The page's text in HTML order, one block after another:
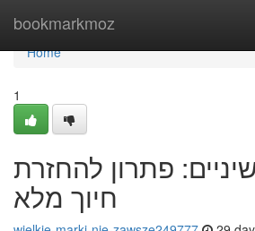
bookmarkmoz
Home
Home
1
פתרון להחזרת
חיוך מלא